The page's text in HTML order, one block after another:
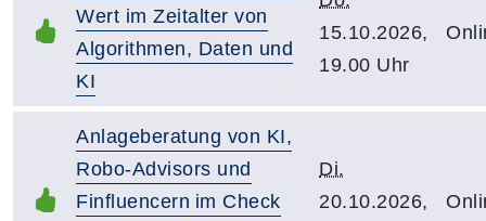
Wert im Zeitalter von
Algorithmen, Daten und
KI
15.10.2026,
19.00 Uhr
Anlageberatung von KI,
Robo-Advisors und
Finfluencern im Check
Di.
20.10.2026,